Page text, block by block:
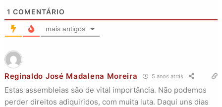
1 COMENTÁRIO
mais antigos
Reginaldo José Madalena Moreira 5 anos atrás
Estas assembleias são de vital importância. Não podemos
perder direitos adiquiridos, com muita luta. Daqui uns dias